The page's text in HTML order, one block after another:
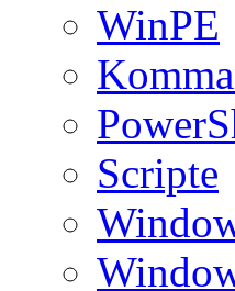
WinPE
Scripte